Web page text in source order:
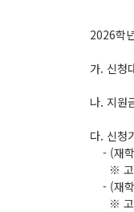
2026학
가. 신청
나. 지원
다. 신청
- (재학
※ 고지
- (재학
※ 고지